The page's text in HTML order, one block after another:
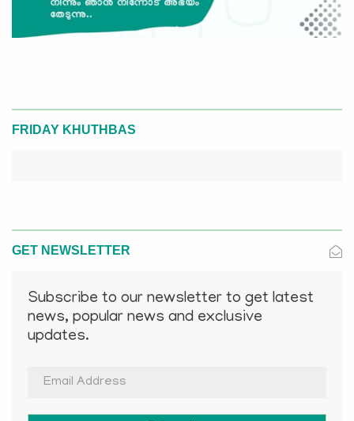
FRIDAY KHUTHBAS
GET NEWSLETTER
Subscribe to our newsletter to get latest
news, popular news and exclusive
updates.